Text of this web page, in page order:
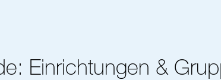
Einrichtungen &